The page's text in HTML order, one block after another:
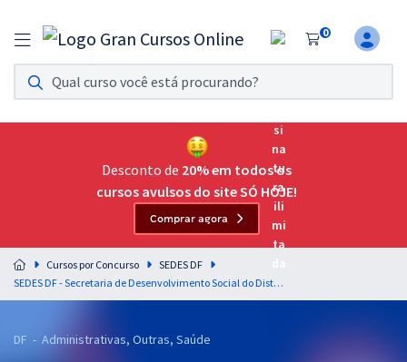
0
Assinatura Ilimitada 11
Acesso a todos os cursos. Teste grátis por 7 dias!
Assinatura OAB Até Passar
Acesso ilimitado a toda preparação para o Exame da
Residências Multiprofissionais
Preparação completa e intensiva para as principais
residências em saúde do Brasil
Desconto de 20% em todos os
cursos avulsos do site SÓ HOJE!
Comprar agora
Cursos por Concurso
SEDES DF
SEDES DF - Secretaria de Desenvolvimento Social do Distrito Federal - Legislação para Todos os Cargos - Professores: Equipe Gran (Pós-edital)
DF - Administrativas, Outras, Saúde